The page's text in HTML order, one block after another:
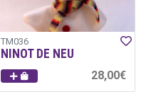
TM036
NINOT DE NEU
28,00€